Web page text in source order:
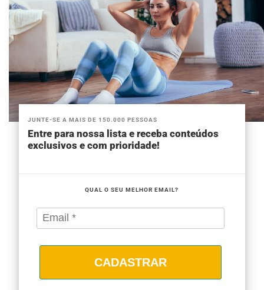
JUNTE-SE A MAIS DE 150.000 PESSOAS
Entre para nossa lista e receba conteúdos
exclusivos e com prioridade!
QUAL O SEU MELHOR EMAIL?
CADASTRAR